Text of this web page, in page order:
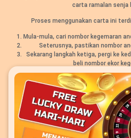
carta ramalan senja
Proses menggunakan carta ini
Mula-mula, cari nombor kegemaran
Seterusnya, pastikan nombor
Sekarang langkah ketiga, pergi ke
beli nombor ekor